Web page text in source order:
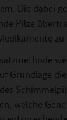
Die dabei
Pilze
zu
Grundlage
welche